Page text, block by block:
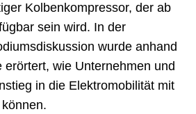
Kolbenkompressor, der ab
sein wird. In der
wurde anhand
erörtert, wie Unternehmen und
in die Elektromobilität mit